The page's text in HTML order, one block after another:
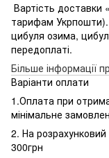
Вартість доставки
тарифам Укрпошти).
цибуля озима,
передоплаті.
Більше інформації
Варіанти оплати
1.Оплата при
мінімальне
2. На
300грн